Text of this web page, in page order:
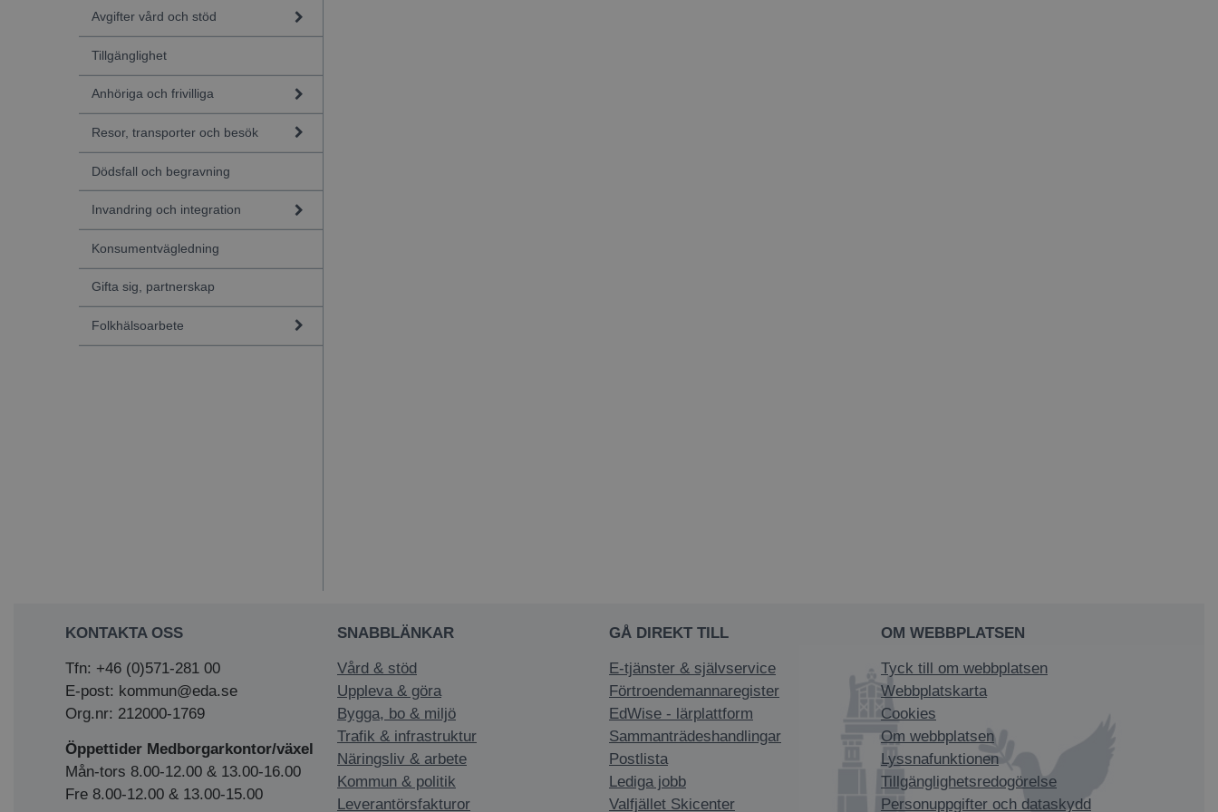
Avgifter vård och stöd
Tillgänglighet
Anhöriga och frivilliga
Resor, transporter och besök
Dödsfall och begravning
Invandring och integration
Konsumentvägledning
Gifta sig, partnerskap
Folkhälsoarbete
KONTAKTA OSS
Tfn: +46 (0)571-281 00
E-post: kommun@eda.se
Org.nr: 212000-1769
Öppettider Medborgarkontor/växel
Mån-tors 8.00-12.00 & 13.00-16.00
Fre 8.00-12.00 & 13.00-15.00
SNABBLÄNKAR
Vård & stöd
Uppleva & göra
Bygga, bo & miljö
Trafik & infrastruktur
Näringsliv & arbete
Kommun & politik
Leverantörsfakturor
GÅ DIREKT TILL
E-tjänster & självservice
Förtroendemannaregister
EdWise - lärplattform
Sammanträdeshandlingar
Postlista
Lediga jobb
Valfjället Skicenter
OM WEBBPLATSEN
Tyck till om webbplatsen
Webbplatskarta
Cookies
Om webbplatsen
Lyssnafunktionen
Tillgänglighetsredogörelse
Personuppgifter och dataskydd